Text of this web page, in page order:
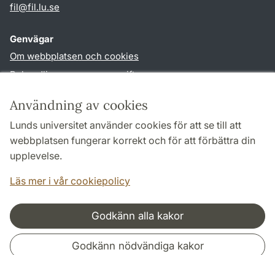
Användning av cookies
Lunds universitet använder cookies för att se till att
webbplatsen fungerar korrekt och för att förbättra din
upplevelse.
Läs mer i vår cookiepolicy
Godkänn alla kakor
Godkänn nödvändiga kakor
fil@fil.lu.se
Genvägar
Om webbplatsen och cookies
Behandling av personuppgifter
TYPO3-login
Följ oss i sociala medier
Samarbeten och nätverk